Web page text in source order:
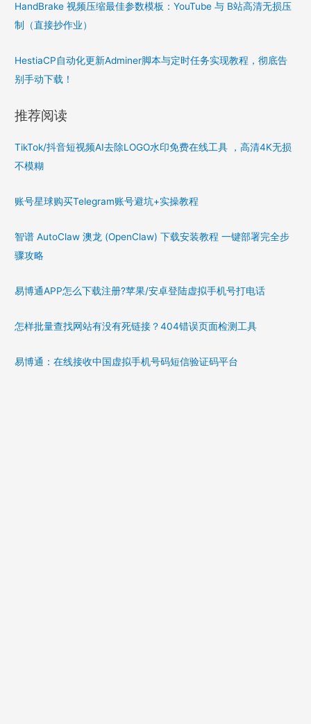
HandBrake 视频压缩最佳参数模板：YouTube 与 B站高清无损压
制（直接抄作业）
HestiaCP自动化更新Adminer脚本与定时任务实现教程，彻底告
别手动下载！
推荐阅读
TikTok/抖音短视频AI去除LOGO水印免费在线工具 ，高清4K无损
不模糊
账号星球购买Telegram账号避坑+实操教程
智谱 AutoClaw 澳龙 (OpenClaw) 下载安装教程 一键部署完全步
骤攻略
易博通APP怎么下载注册?苹果/安卓登陆虚拟手机号打电话
怎样批量查找网站有没有死链接？404错误页面检测工具
易博通：在线接收中国虚拟手机号码短信验证码平台